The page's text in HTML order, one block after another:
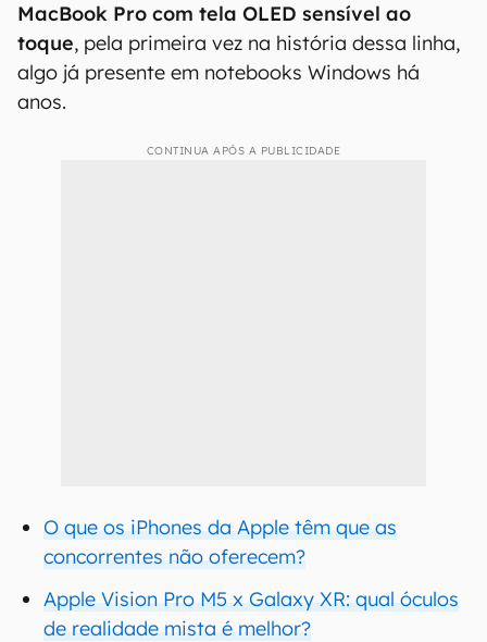
MacBook Pro com tela OLED sensível ao
toque, pela primeira vez na história dessa linha,
algo já presente em notebooks Windows há
anos.
CONTINUA APÓS A PUBLICIDADE
O que os iPhones da Apple têm que as
concorrentes não oferecem?
Apple Vision Pro M5 x Galaxy XR: qual óculos
de realidade mista é melhor?